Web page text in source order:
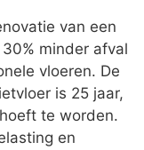
van een
minder afval
vloeren. De
is 25 jaar,
te worden.
en